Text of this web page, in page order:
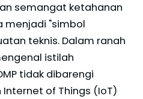
semangat ketahanan
menjadi "simbol
teknis. Dalam ranah
istilah
tidak dibarengi
of Things (IoT)